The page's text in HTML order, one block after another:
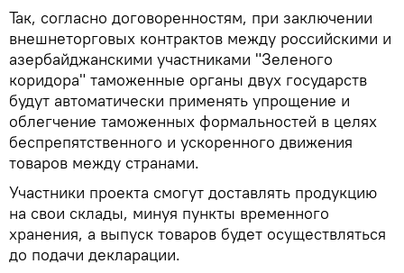
Так, согласно договоренностям, при заключении
внешнеторговых контрактов между российскими и
азербайджанскими участниками "Зеленого
коридора" таможенные органы двух государств
будут автоматически применять упрощение и
облегчение таможенных формальностей в целях
беспрепятственного и ускоренного движения
товаров между странами.
Участники проекта смогут доставлять продукцию
на свои склады, минуя пункты временного
хранения, а выпуск товаров будет осуществляться
до подачи декларации.